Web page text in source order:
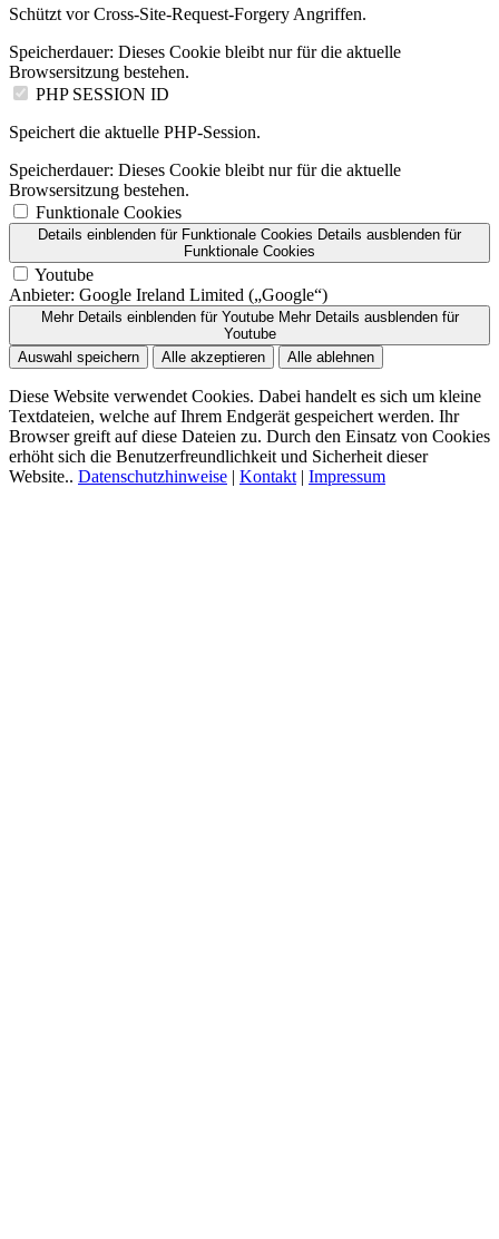
Schützt vor Cross-Site-Request-Forgery Angriffen.
Speicherdauer: Dieses Cookie bleibt nur für die aktuelle
Browsersitzung bestehen.
PHP SESSION ID
Speichert die aktuelle PHP-Session.
Speicherdauer: Dieses Cookie bleibt nur für die aktuelle
Browsersitzung bestehen.
Funktionale Cookies
Details einblenden für Funktionale Cookies Details ausblenden für
Funktionale Cookies
Youtube
Anbieter: Google Ireland Limited („Google“)
Mehr Details einblendenfür Youtube Mehr Details ausblendenfür
Youtube
Auswahl speichern
Alle akzeptieren Alle ablehnen
Diese Website verwendet Cookies. Dabei handelt es sich um kleine
Textdateien, welche auf Ihrem Endgerät gespeichert werden. Ihr
Browser greift auf diese Dateien zu. Durch den Einsatz von Cookies
erhöht sich die Benutzerfreundlichkeit und Sicherheit dieser
Website.. Datenschutzhinweise | Kontakt | Impressum